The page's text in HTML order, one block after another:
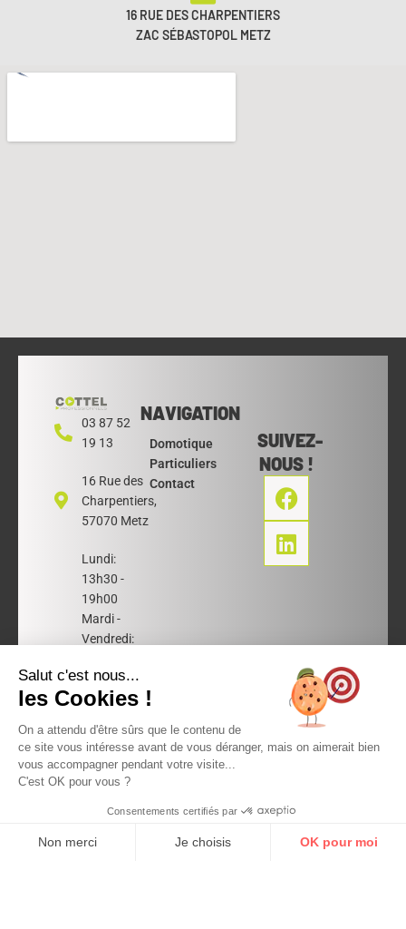
16 RUE DES CHARPENTIERS
ZAC SÉBASTOPOL METZ
03 87 52
19 13
16 Rue des
Charpentiers,
57070 Metz
Lundi:
13h30 -
19h00
Mardi -
Vendredi:
12h30 et
13h30 -
Samedi:
19h00
NAVIGATION
Domotique
Particuliers
Contact
SUIVEZ-
NOUS !
F
a
c
e
k
L
i
n
k
n
Salut c'est nous...
les Cookies !
On a attendu d'être sûrs que le contenu de
ce site vous intéresse avant de vous déranger, mais on aimerait bien
vous accompagner pendant votre visite...
C'est OK pour vous ?
Consentements certifiés par
Non merci Je choisis OK pour moi